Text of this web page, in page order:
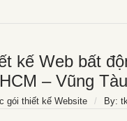
kế Web bất
– Vũng Tàu
gói thiết kế Website / By: